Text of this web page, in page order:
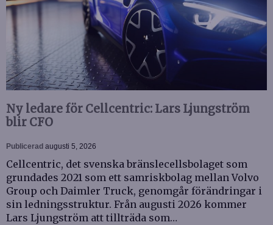
Ny ledare för Cellcentric: Lars Ljungström
blir CFO
Publicerad augusti 5, 2026
Cellcentric, det svenska bränslecellsbolaget som
grundades 2021 som ett samriskbolag mellan Volvo
Group och Daimler Truck, genomgår förändringar i
sin ledningsstruktur. Från augusti 2026 kommer
Lars Ljungström att tillträda som…